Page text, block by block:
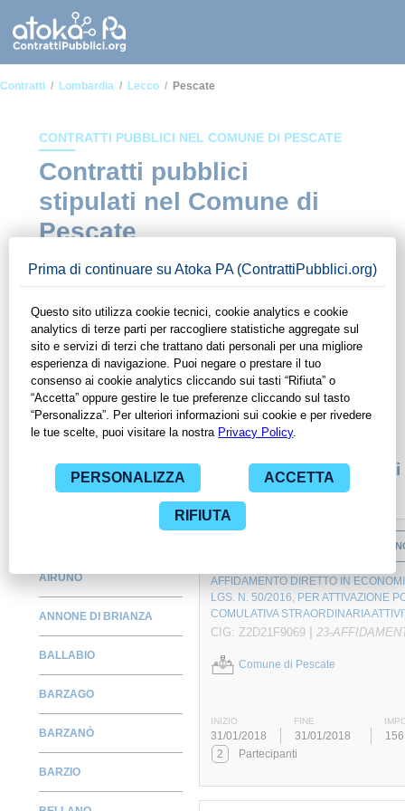
Contratti Lombardia Lecco Pescate
CONTRATTI PUBBLICI NEL COMUNE DI PESCATE
Contratti pubblici
stipulati nel Comune di
Pescate
ad alcuni dei contratti presenti nella piattaforma stipulati
ContrattiPubblici.org potrai monitorare la scadenza dei
contratti pubblici di tuo interesse e programmare la tua attività
commerciale con le Pubbliche Amministrazioni con largo
anticipo. Il servizio di ContrattiPubblici.org offre agli utenti 7
giorni di prova gratuiti per avere l'opportunità di conoscere e
consultare tutti i dati inerenti ai contratti stipulati da una
specifica PA, compresi gli affidamenti diretti.
Monitora alcuni
AIRUNO
ANNONE DI BRIANZA
BALLABIO
BARZAGO
BARZANÒ
BARZIO
AFFIDAMENTO DIRETTO IN
LGS. N. 50/2016, PER ATTIVAZIONE
COMULATIVA STRAORDINARIA
CIG: Z2D21F9069 | 23-
Comune di Pescate
INIZIO FINE
31/01/2018 31/01/2018
2
Partecipanti